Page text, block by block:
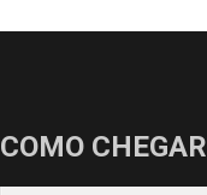
COMO CHEGAR